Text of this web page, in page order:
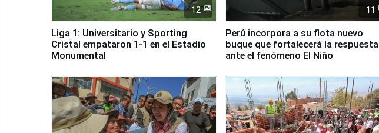
12
Liga 1: Universitario y Sporting
Cristal empataron 1-1 en el Estadio
Monumental
11
Perú incorpora a su flota nuevo
buque que fortalecerá la respuesta
ante el fenómeno El Niño